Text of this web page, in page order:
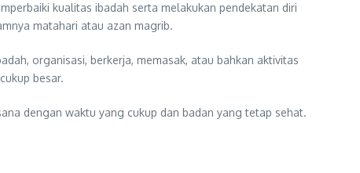
kualitas ibadah serta melakukan pendekatan diri
matahari atau azan magrib.
organisasi, berkerja, memasak, atau bahkan aktivitas
besar.
dengan waktu yang cukup dan badan yang tetap sehat.